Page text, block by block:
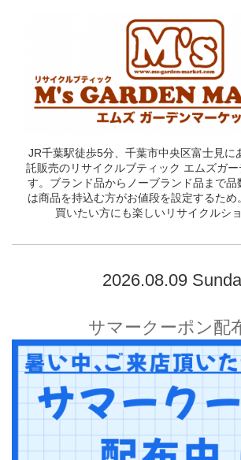
JR千葉駅徒歩5分、千葉市中央区富士見に
託販売のリサイクルブティック エムズガ
す。ブランド品からノーブランド品まで品
は商品を持込む方がお値段を設定するため
買いたい方にも楽しいリサイクルショ
2026.08.09
サマークーポン配